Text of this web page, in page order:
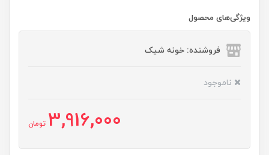
ویژگی‌های محصول
فروشنده: خونه شیک
ناموجود
3,916,000 تومان